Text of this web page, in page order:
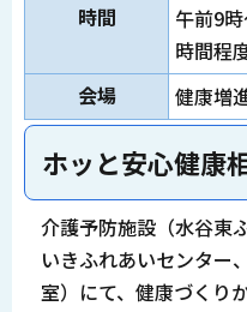
時間
午前9
時間程度
会場
健康増
ホッと安心健康
介護予防施設（水谷東
いきふれあいセンター
室）にて、健康づくり